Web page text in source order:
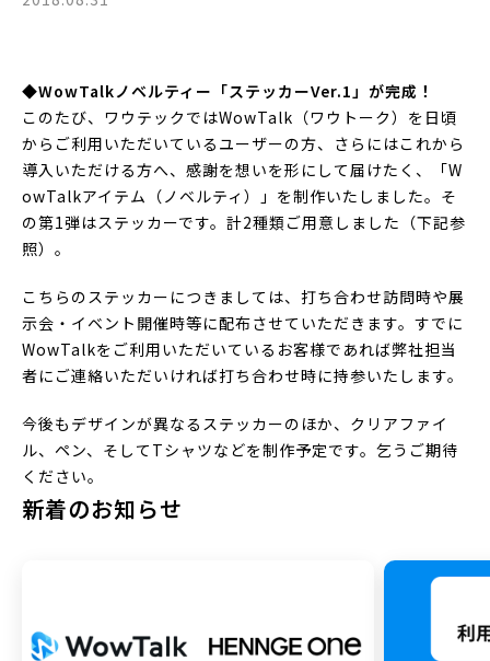
◆WowTalkノベルティー「ステッカーVer.1」が完成！
このたび、ワウテックではWowTalk（ワウトーク）を日頃
からご利用いただいているユーザーの方、さらにはこれから
導入いただける方へ、感謝を想いを形にして届けたく、「W
owTalkアイテム（ノベルティ）」を制作いたしました。そ
の第1弾はステッカーです。計2種類ご用意しました（下記参
照）。
こちらのステッカーにつきましては、打ち合わせ訪問時や展
示会・イベント開催時等に配布させていただきます。すでに
WowTalkをご利用いただいているお客様であれば弊社担当
者にご連絡いただいければ打ち合わせ時に持参いたします。
今後もデザインが異なるステッカーのほか、クリアファイ
ル、ペン、そしてTシャツなどを制作予定です。乞うご期待
ください。
新着のお知らせ